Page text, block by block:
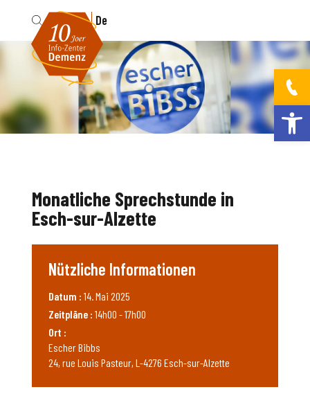
Fr De
Monatliche Sprechstunde in
Esch-sur-Alzette
Nützliche Informationen
Datum : 14. Mai 2025
Zeitpläne : 14h00 - 17h00
Ort :
Escher Bibbs
24, rue Louis Pasteur, L-4276 Esch-sur-Alzette